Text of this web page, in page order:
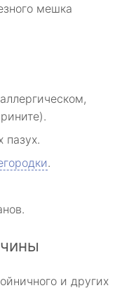
мешка
пазух.
.
и других